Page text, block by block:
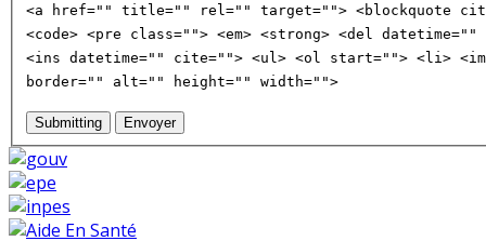
<a href="" title="" rel="" target=""> <blockquote
<code> <pre class=""> <em> <strong> <del
<ins datetime="" cite=""> <ul> <ol start=""> <li>
border="" alt="" height="" width="">
Submitting Envoyer